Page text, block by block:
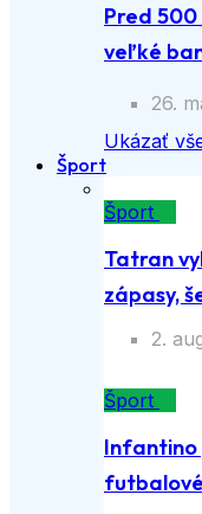
Pred 500
veľké
26.
Ukázať
Šport
Šport
Tatran
zápasy,
2.
Šport
Infantino